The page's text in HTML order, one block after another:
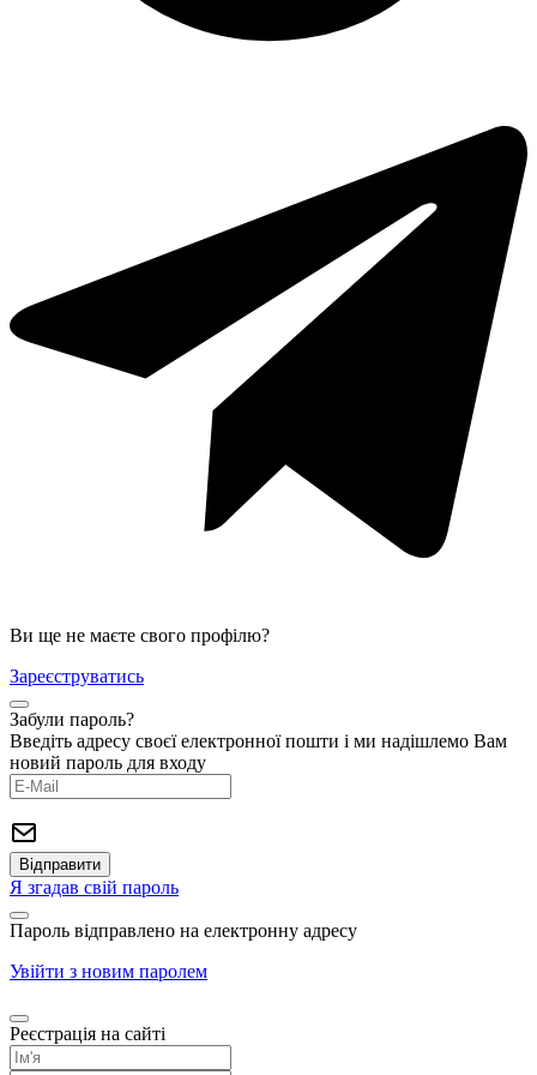
Ви ще не маєте свого профілю?
Зареєструватись
Забули пароль?
Введіть адресу своєї електронної пошти і ми надішлемо Вам
новий пароль для входу
Я згадав свій пароль
Пароль відправлено на електронну адресу
Увійти з новим паролем
Реєстрація на сайті